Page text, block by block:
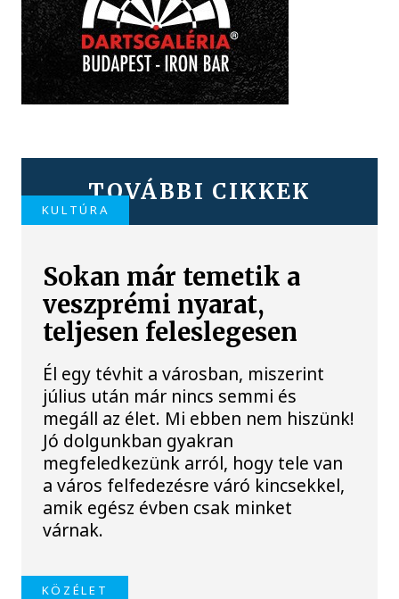
TOVÁBBI CIKKEK
KULTÚRA
Sokan már temetik a
veszprémi nyarat,
teljesen feleslegesen
Él egy tévhit a városban, miszerint
július után már nincs semmi és
megáll az élet. Mi ebben nem hiszünk!
Jó dolgunkban gyakran
megfeledkezünk arról, hogy tele van
a város felfedezésre váró kincsekkel,
amik egész évben csak minket
várnak.
KÖZÉLET